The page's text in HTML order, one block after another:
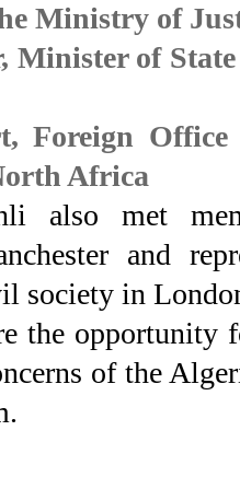
Ministry of
Minister of
Foreign
Africa
also met
and
society in
the opportunity
of the